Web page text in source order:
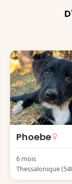
Phoebe
6 mois
Thessalonique
e